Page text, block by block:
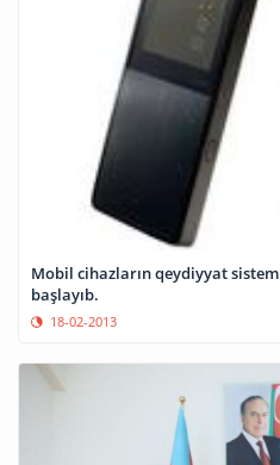
Mobil cihazların qeydiyyat
başlayıb.
18-02-2013